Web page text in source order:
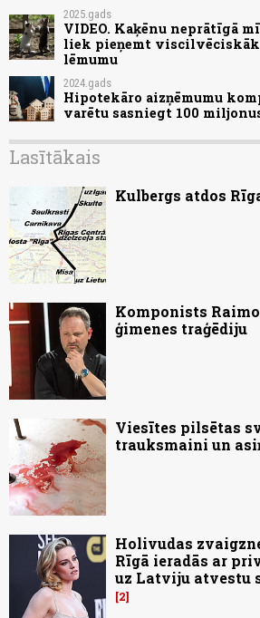
2025.gads
VIDEO. Kaķēnu neprātīgā
liek pieņemt
lēmumu
2024.gads
Hipotekāro aizņēmumu
varētu sasniegt 100
Lasītākais
Kulbergs atdos
Komponists
ģimenes traģēdiju
Viesītes pilsētas
trauksmaini un
Holivudas
Rīgā ieradās ar
uz Latviju atvestu
2